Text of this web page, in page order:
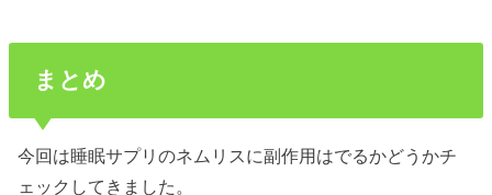
まとめ
今回は睡眠サプリのネムリスに副作用はでるかどうかチ
ェックしてきました。